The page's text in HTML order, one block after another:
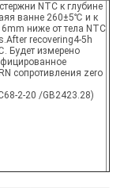
NTC к глубине
ванне 260±5℃ и к
ниже от тела NTC
recovering4-5h
Будет измерено
сопротивления zero
2-20 /GB2423.28)